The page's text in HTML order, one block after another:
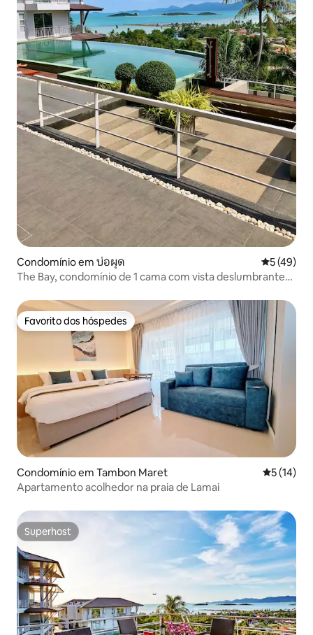
Condomínio em บ่อผุด
5 (49)
The Bay, condomínio de 1 cama com vista deslumbrante
Favorito dos hóspedes
Favorito dos hóspedes
Condomínio em Tambon Maret
5 (14)
Apartamento acolhedor na praia de Lamai
Superhost
Superhost